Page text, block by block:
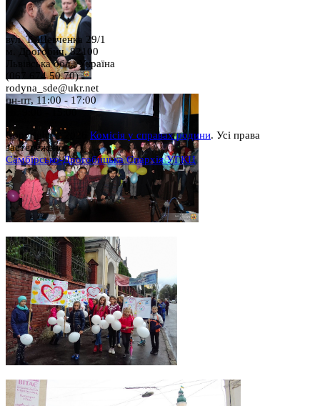
вул. Т. Шевченка 29/1
м. Дрогобич, 82100
Львівська обл., Україна
(067 674 50 70)
rodyna_sde@ukr.net
пн-пт, 11:00 - 17:00
сб, 9:00 - 15:00
Copyright © 2026 Комісія у справах родини. Усі права
застережено.
Самбірсько-Дрогобицька Єпархія УГКЦ